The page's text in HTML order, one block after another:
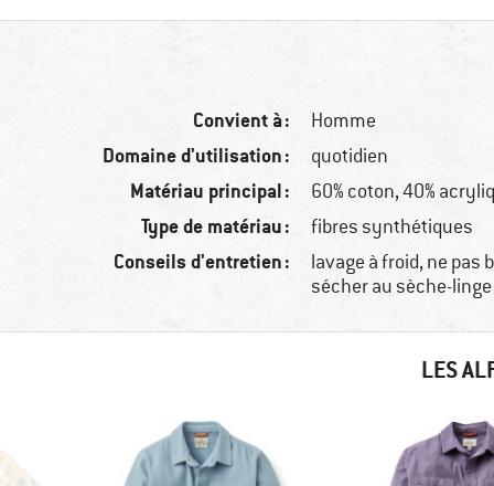
Convient à : Homme
Domaine d'utilisation : quotidien
Matériau principal : 60% coton, 40%
Type de matériau : fibres synthétiques
Conseils d'entretien :
lavage à froid, ne pas
sécher au sèche-linge
LES